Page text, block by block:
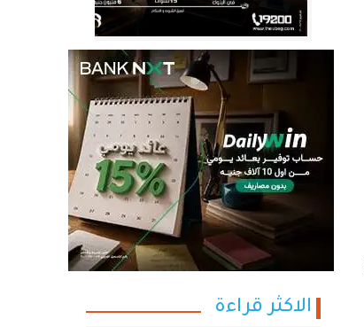
الاكثر قراءة